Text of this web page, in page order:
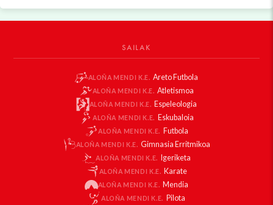
SAILAK
ALOÑA MENDI K.E. Areto Futbola
ALOÑA MENDI K.E. Atletismoa
ALOÑA MENDI K.E. Espeleologia
ALOÑA MENDI K.E. Eskubaloia
ALOÑA MENDI K.E. Futbola
ALOÑA MENDI K.E. Gimnasia Erritmikoa
ALOÑA MENDI K.E. Igeriketa
ALOÑA MENDI K.E. Karate
ALOÑA MENDI K.E. Mendia
ALOÑA MENDI K.E. Pilota